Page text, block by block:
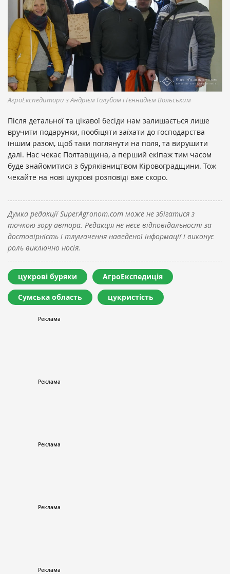
АгроЕкспедитори з Андрієм Голубом і Геннадієм Вольським
Після детальної та цікавої бесіди нам залишається лише
вручити подарунки, пообіцяти заїхати до господарства
іншим разом, щоб таки поглянути на поля, та вирушити
далі. Нас чекає Полтавщина, а перший екіпаж тим часом
буде знайомитися з буряківництвом Кіровоградщини. Тож
чекайте на нові цукрові розповіді вже скоро.
Думка редакції SuperAgronom.com може не збігатися з
точкою зору автора. Редакція не несе відповідальності за
достовірність і тлумачення наведеної інформації і виконує
роль виключно носія.
цукрові буряки АгроЕкспедиція
Сумська область цукристість